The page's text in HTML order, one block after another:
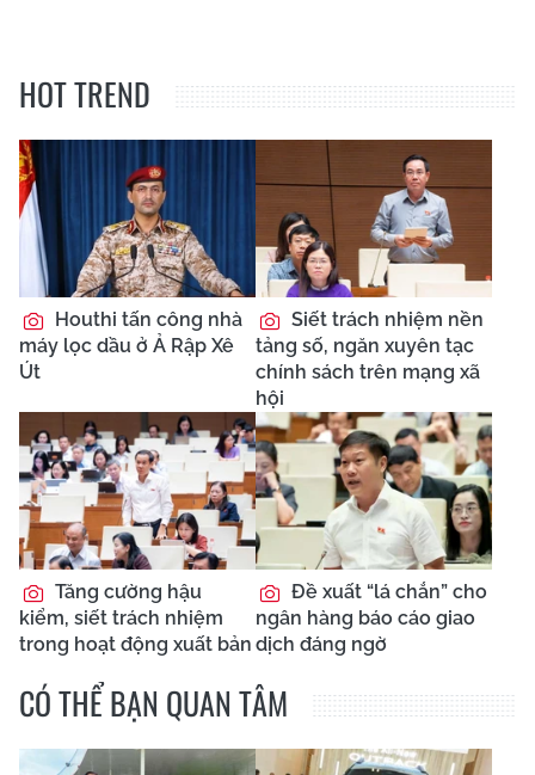
HOT TREND
Houthi tấn công nhà
máy lọc dầu ở Ả Rập Xê
Út
Siết trách nhiệm nền
tảng số, ngăn xuyên tạc
chính sách trên mạng xã
hội
Tăng cường hậu
kiểm, siết trách nhiệm
trong hoạt động xuất bản
Đề xuất “lá chắn” cho
ngân hàng báo cáo giao
dịch đáng ngờ
CÓ THỂ BẠN QUAN TÂM